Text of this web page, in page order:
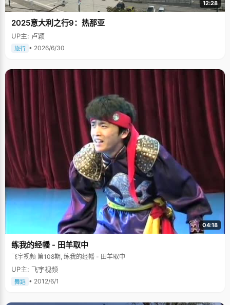
12:28
2025意大利之行9：热那亚
UP主: 卢颖
旅行 • 2026/6/30
04:18
练我的经幡 - 田羊取中
飞宇视频 第108期, 练我的经幡 - 田羊取中
UP主: 飞宇视频
舞蹈 • 2012/6/1